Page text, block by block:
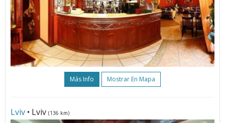
Más Info Mostrar En Mapa
Lviv • Lviv (136 km)